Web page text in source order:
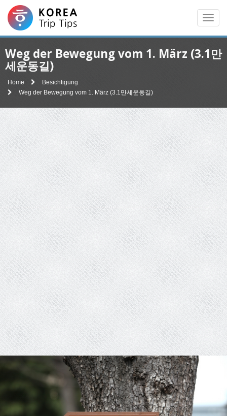
Weg der Bewegung vom 1. März (3.1만
세운동길)
Home
Besichtigung
Weg der Bewegung vom 1. März (3.1만세운동길)